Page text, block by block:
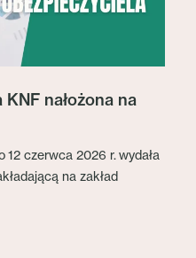
nałożona na
12 czerwca 2026 r. wydała
na zakład